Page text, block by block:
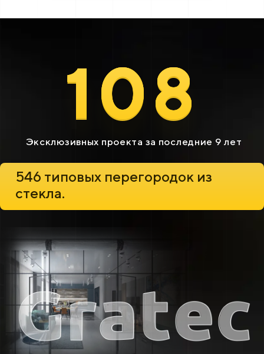
108
Эксклюзивных проекта за последние 9 лет
546 типовых перегородок из
стекла.